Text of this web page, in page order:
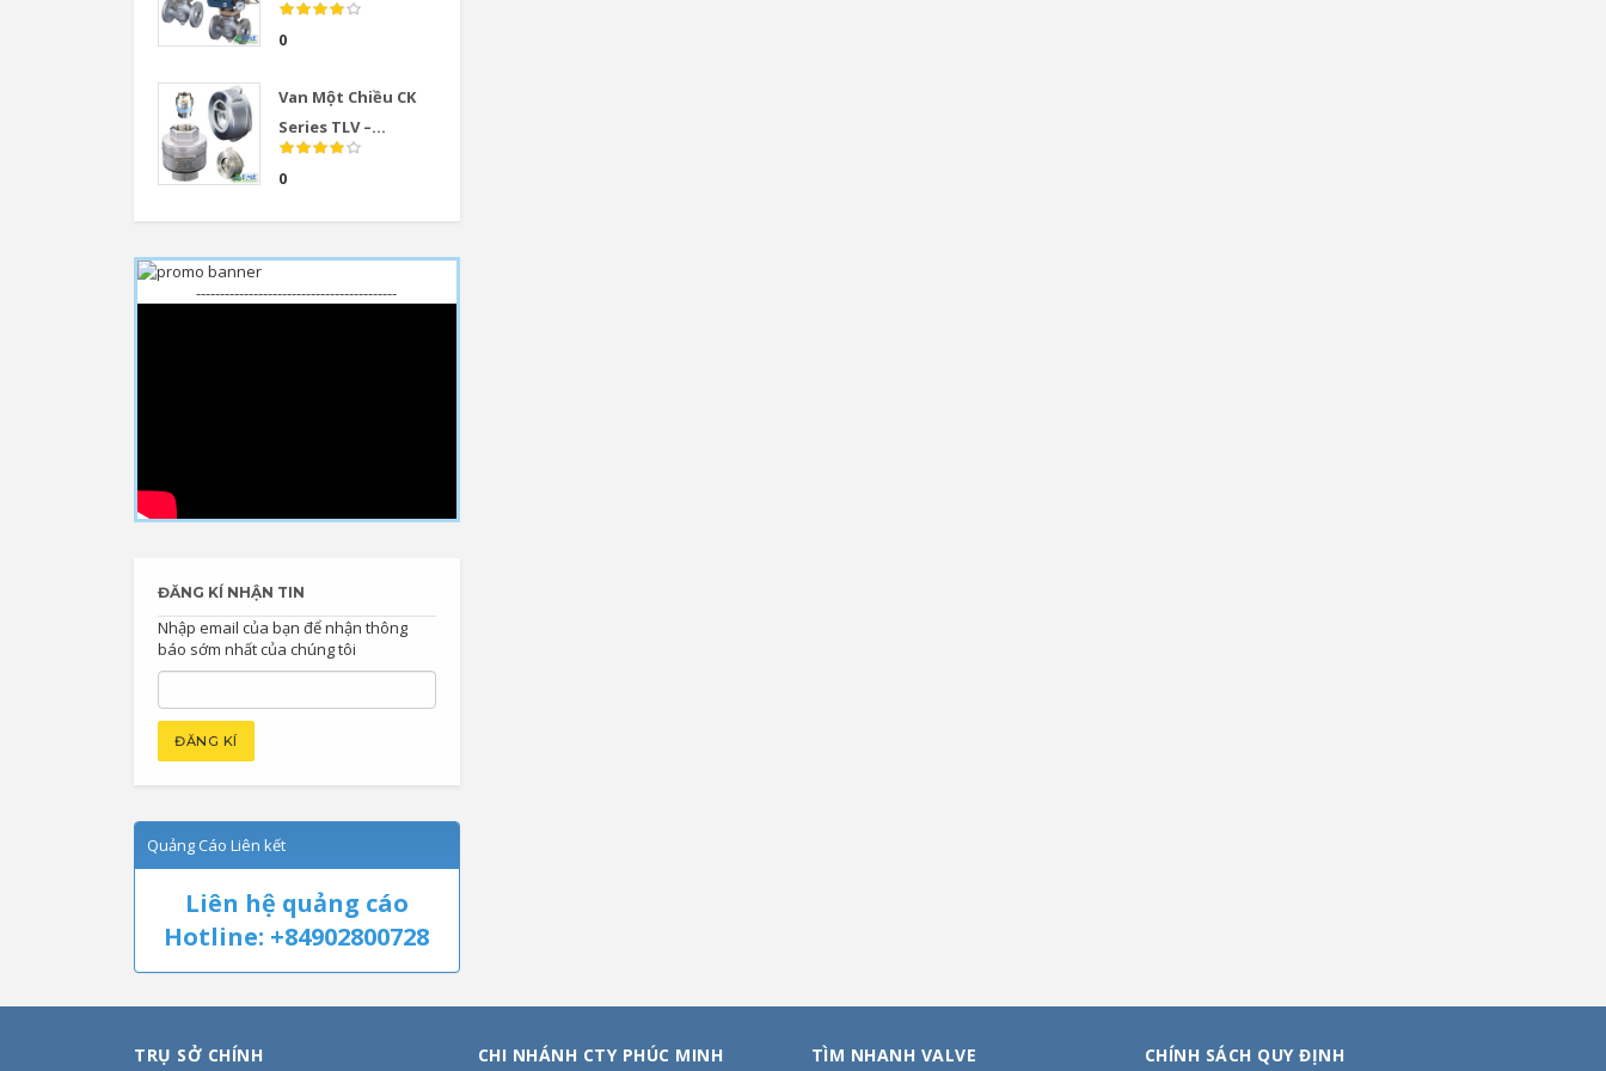
0
Van Một Chiều CK
Series TLV –...
0
------------------------------------------
ĐĂNG KÍ NHẬN TIN
Nhập email của bạn để nhận thông
báo sớm nhất của chúng tôi
Quảng Cáo Liên kết
Liên hệ quảng cáo
Hotline: +84902800728
TRỤ SỞ CHÍNH CHI NHÁNH CTY PHÚC MINH TÌM NHANH VALVE CHÍNH SÁCH QUY ĐỊNH